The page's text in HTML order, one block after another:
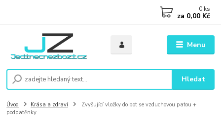
Menu
Hledat
0 ks
za 0,00 Kč
Úvod Krása a zdraví
Zvyšující vložky do bot se vzduchovou patou +
podpatěnky